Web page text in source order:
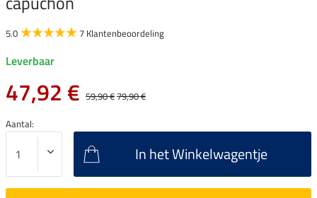
5.0 7 Klantenbeoordeling
Leverbaar
47,92 € 59,90 €79,90 €
Aantal:
In het Winkelwagentje